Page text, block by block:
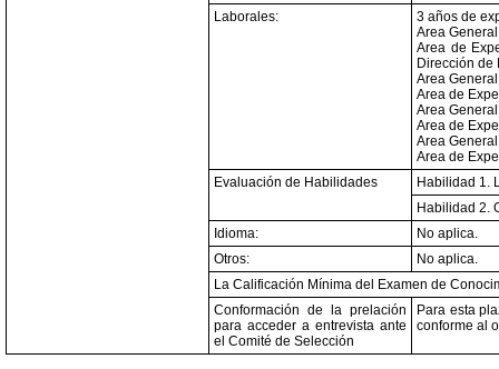
Laborales:
3 años de
Area
Area de
Dirección de
Area
Area de
Area
Area de
Area
Area de
Evaluación de Habilidades
Habilidad 1.
Habilidad 2.
Idioma:
No aplica.
Otros:
No aplica.
La Calificación Mínima del Examen de
Conformación de la prelación
para acceder a entrevista ante
el Comité de Selección
Para esta
conforme al